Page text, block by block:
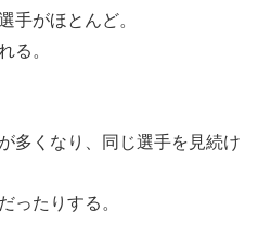
手がほとんど。
る。
多くなり、同じ選手を見続け
ったりする。